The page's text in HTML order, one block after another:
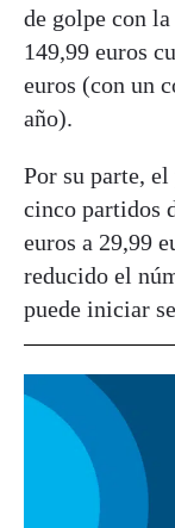
de golpe con
149,99 euros
euros (con un
año).
Por su parte,
cinco partidos
euros a 29,99
reducido el
puede iniciar